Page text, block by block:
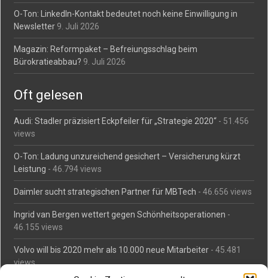
O-Ton: LinkedIn-Kontakt bedeutet noch keine Einwilligung in
Newsletter 9. Juli 2026
Magazin: Reformpaket – Befreiungsschlag beim
Bürokratieabbau? 9. Juli 2026
Oft gelesen
Audi: Stadler präzisiert Eckpfeiler für „Strategie 2020“ - 51.456
views
O-Ton: Ladung unzureichend gesichert – Versicherung kürzt
Leistung - 46.794 views
Daimler sucht strategischen Partner für MBTech - 46.656 views
Ingrid van Bergen wettert gegen Schönheitsoperationen -
46.155 views
Volvo will bis 2020 mehr als 10.000 neue Mitarbeiter - 45.481
views